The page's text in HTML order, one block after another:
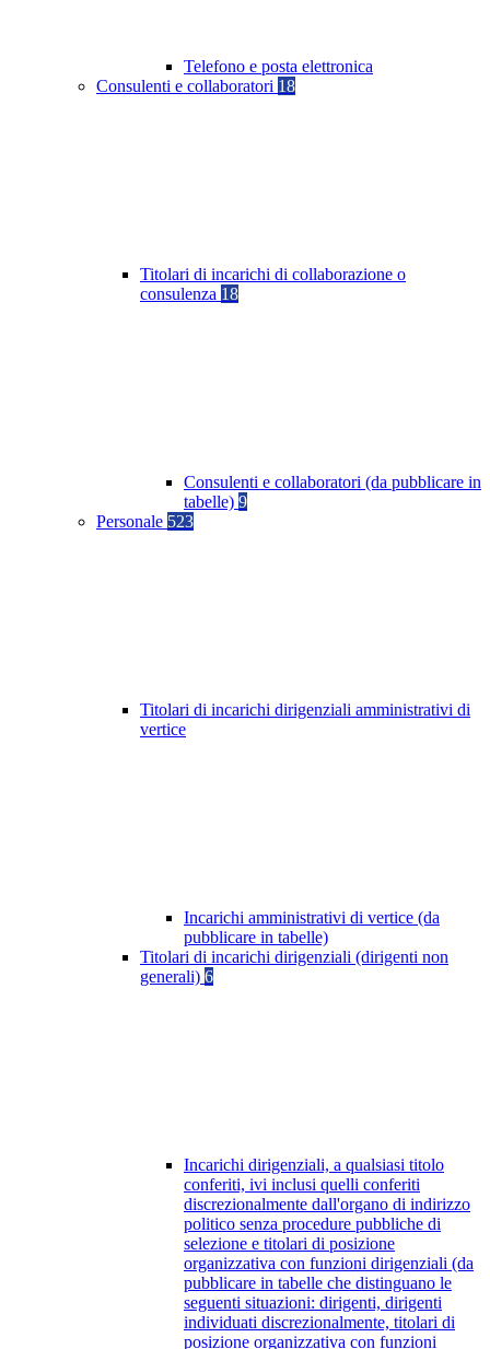
Telefono e posta elettronica
Consulenti e collaboratori 18
Titolari di incarichi di collaborazione o
consulenza 18
Consulenti e collaboratori (da pubblicare in
tabelle) 9
Personale 523
Titolari di incarichi dirigenziali amministrativi di
vertice
Incarichi amministrativi di vertice (da
pubblicare in tabelle)
Titolari di incarichi dirigenziali (dirigenti non
generali) 6
Incarichi dirigenziali, a qualsiasi titolo
conferiti, ivi inclusi quelli conferiti
discrezionalmente dall'organo di indirizzo
politico senza procedure pubbliche di
selezione e titolari di posizione
organizzativa con funzioni dirigenziali (da
pubblicare in tabelle che distinguano le
seguenti situazioni: dirigenti, dirigenti
individuati discrezionalmente, titolari di
posizione organizzativa con funzioni